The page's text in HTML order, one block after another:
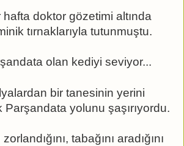
hafta doktor gözetimi altında
tırnaklarıyla tutunmuştu.
olan kediyi seviyor...
bir tanesinin yerini
yolunu şaşırıyordu.
tabağını aradığını